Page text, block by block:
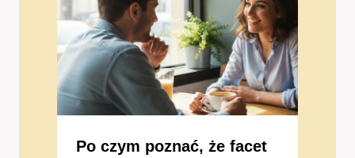
Po czym poznać, że facet